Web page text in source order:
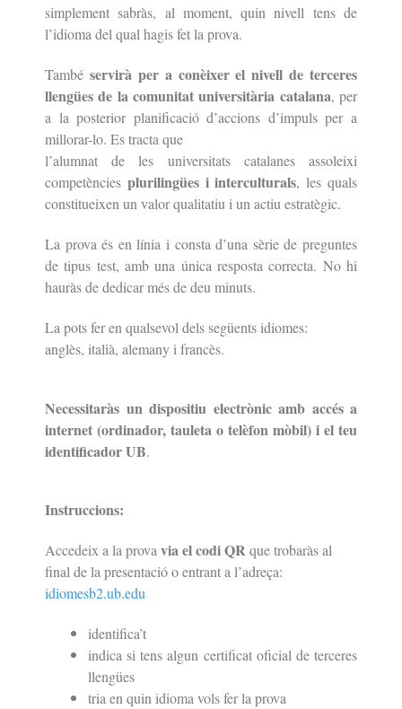
simplement sabràs, al moment, quin nivell tens de
l’idioma del qual hagis fet la prova.
També servirà per a conèixer el nivell de terceres
llengües de la comunitat universitària catalana, per
a la posterior planificació d’accions d’impuls per a
millorar-lo. Es tracta que
l’alumnat de les universitats catalanes assoleixi
competències plurilingües i interculturals, les quals
constitueixen un valor qualitatiu i un actiu estratègic.
La prova és en línia i consta d’una sèrie de preguntes
de tipus test, amb una única resposta correcta. No hi
hauràs de dedicar més de deu minuts.
La pots fer en qualsevol dels següents idiomes:
anglès, italià, alemany i francès.
Necessitaràs un dispositiu electrònic amb accés a
internet (ordinador, tauleta o telèfon mòbil) i el teu
identificador UB.
Instruccions:
Accedeix a la provavia el codi QRque trobaràs al
final de la presentació o entrant a l’adreça:
idiomesb2.ub.edu
identifica’t
indica si tens algun certificat oficial de terceres
llengües
tria en quin idioma vols fer la prova